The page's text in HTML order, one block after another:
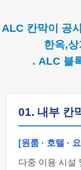
ALC 칸막이 공
한옥,
. ALC 블
01. 내부 칸
[원룸 · 호텔 ·
다중 이용 시설